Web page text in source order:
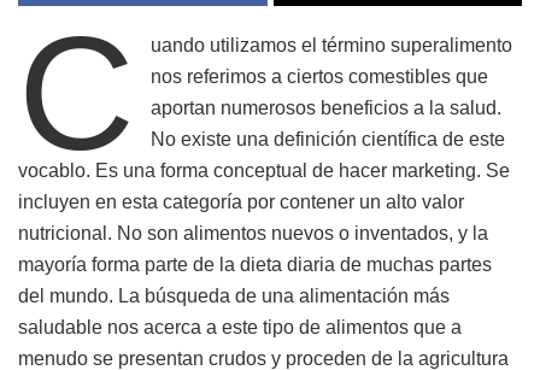
C
uando utilizamos el término superalimento
nos referimos a ciertos comestibles que
aportan numerosos beneficios a la salud.
No existe una definición científica de este
vocablo. Es una forma conceptual de hacer marketing. Se
incluyen en esta categoría por contener un alto valor
nutricional. No son alimentos nuevos o inventados, y la
mayoría forma parte de la dieta diaria de muchas partes
del mundo. La búsqueda de una alimentación más
saludable nos acerca a este tipo de alimentos que a
menudo se presentan crudos y proceden de la agricultura